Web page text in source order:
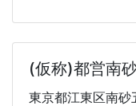
(仮称)都営南
東京都江東区南